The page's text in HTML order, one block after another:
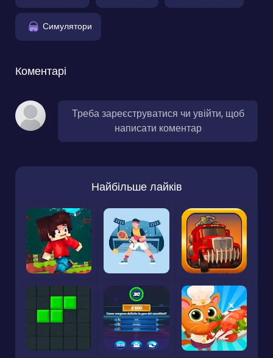
Симулятори
Коментарі
Треба зареєструватися чи увійти, щоб
написати коментар
Найбільше лайків